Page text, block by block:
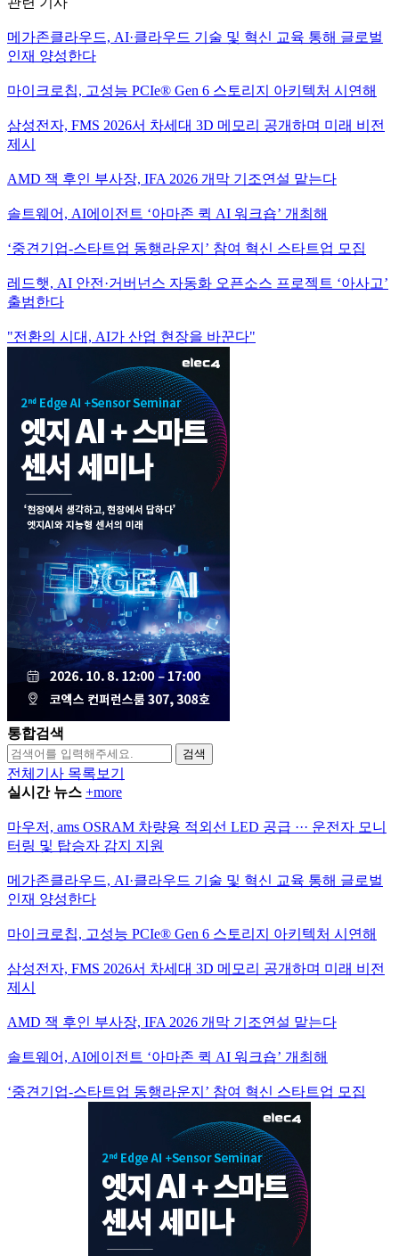
메가존클라우드, AI·클라우드 기술 및 혁신 교육 통해 글로벌
인재 양성한다
마이크로칩, 고성능 PCIe® Gen 6 스토리지 아키텍처 시연해
삼성전자, FMS 2026서 차세대 3D 메모리 공개하며 미래 비전
제시
AMD 잭 후인 부사장, IFA 2026 개막 기조연설 맡는다
솔트웨어, AI에이전트 ‘아마존 퀵 AI 워크숍’ 개최해
‘중견기업-스타트업 동행라운지’ 참여 혁신 스타트업 모집
레드햇, AI 안전·거버넌스 자동화 오픈소스 프로젝트 ‘아사고’
출범한다
"전환의 시대, AI가 산업 현장을 바꾼다"
통합검색
검색
전체기사 목록보기
실시간 뉴스 +more
마우저, ams OSRAM 차량용 적외선 LED 공급 ··· 운전자 모니
터링 및 탑승자 감지 지원
메가존클라우드, AI·클라우드 기술 및 혁신 교육 통해 글로벌
인재 양성한다
마이크로칩, 고성능 PCIe® Gen 6 스토리지 아키텍처 시연해
삼성전자, FMS 2026서 차세대 3D 메모리 공개하며 미래 비전
제시
AMD 잭 후인 부사장, IFA 2026 개막 기조연설 맡는다
솔트웨어, AI에이전트 ‘아마존 퀵 AI 워크숍’ 개최해
‘중견기업-스타트업 동행라운지’ 참여 혁신 스타트업 모집